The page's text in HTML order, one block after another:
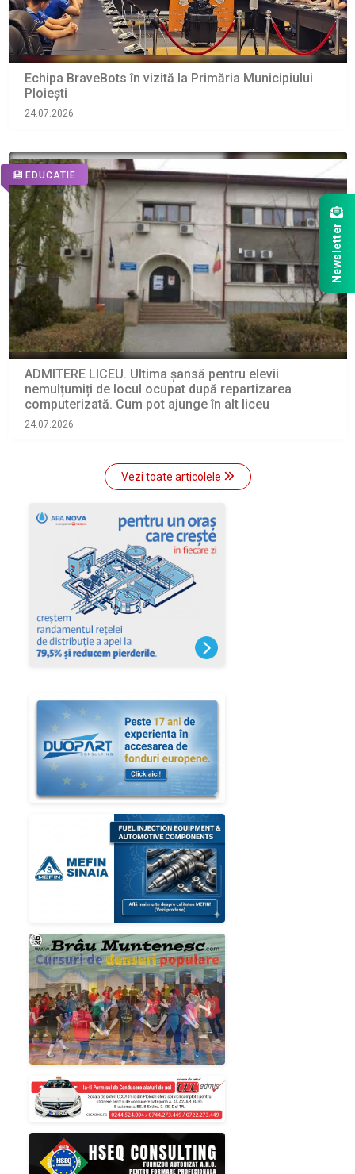
Echipa BraveBots în vizită la Primăria Municipiului
Ploiești
24.07.2026
EDUCATIE
ADMITERE LICEU. Ultima șansă pentru elevii
nemulțumiți de locul ocupat după repartizarea
computerizată. Cum pot ajunge în alt liceu
24.07.2026
Vezi toate articolele
Newsletter